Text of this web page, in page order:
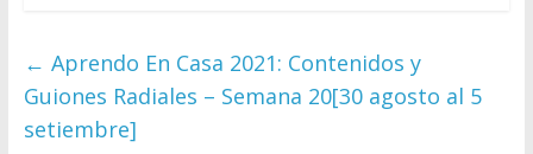
← Aprendo En Casa 2021: Contenidos y
Guiones Radiales – Semana 20[30 agosto al 5
setiembre]